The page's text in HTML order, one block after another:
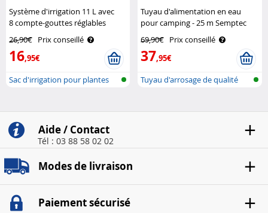
Système d'irrigation 11 L avec
8 compte-gouttes réglables
26,90€ Prix conseillé
16,95€
Sac d'irrigation pour plantes
Tuyau d'alimentation en eau
pour camping - 25 m Semptec
69,90€ Prix conseillé
37,95€
Tuyau d'arrosage de qualité
Aide / Contact
Tél : 03 88 58 02 02
Modes de livraison
Paiement sécurisé